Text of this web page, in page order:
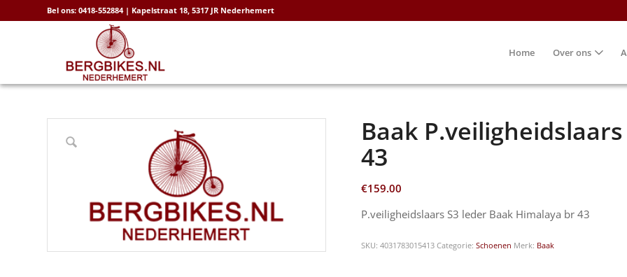
Bel ons: 0418-552884 | Kapelstraat 18, 5317 JR Nederhemert
Home Over ons
Baak
43
€159.00
P.veiligheidslaars S3 leder Baak Himalaya br 43
SKU:4031783015413 Categorie:Schoenen Merk: Baak